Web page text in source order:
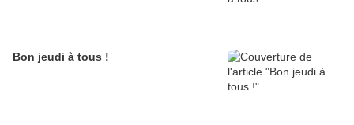
Bon jeudi à tous !